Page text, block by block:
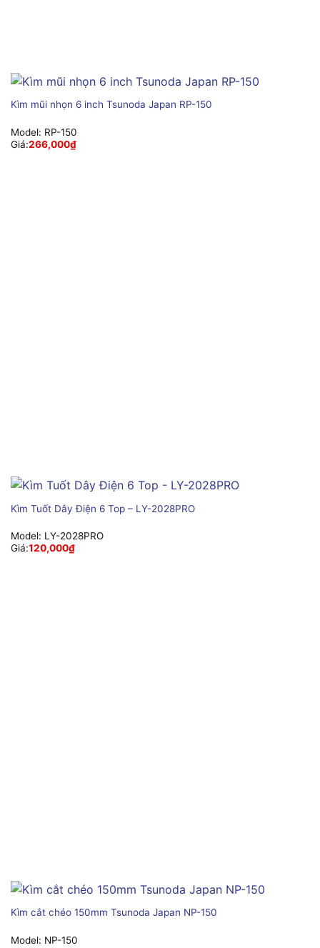
Kìm mũi nhọn 6 inch Tsunoda Japan RP-150
Model: RP-150
Giá:266,000₫
Kìm Tuốt Dây Điện 6 Top – LY-2028PRO
Model: LY-2028PRO
Giá:120,000₫
Kìm cắt chéo 150mm Tsunoda Japan NP-150
Model: NP-150